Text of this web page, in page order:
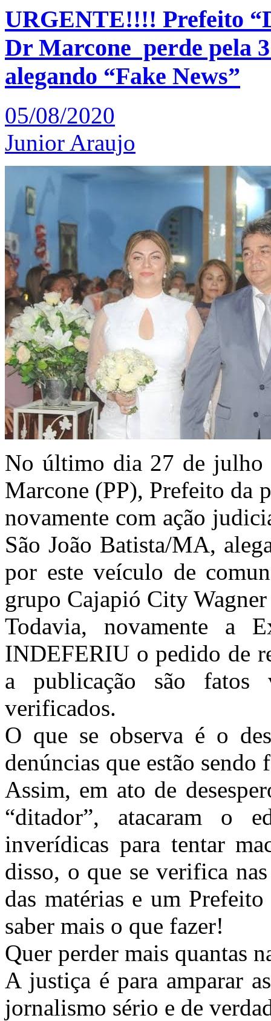
URGENTE!!!! Prefeito
Dr Marcone perde pela
alegando “Fake News”
05/08/2020
Junior Araujo
No último dia 27 de julho
Marcone (PP), Prefeito da
novamente com ação
São João Batista/MA,
por este veículo de
grupo Cajapió City
Todavia, novamente a
INDEFERIU o pedido de
a publicação são fatos
verificados.
O que se observa é o
denúncias que estão sendo
Assim, em ato de
“ditador”, atacaram o
inverídicas para tentar
disso, o que se verifica
das matérias e um
saber mais o que fazer!
Quer perder mais quantas
A justiça é para amparar
jornalismo sério e de